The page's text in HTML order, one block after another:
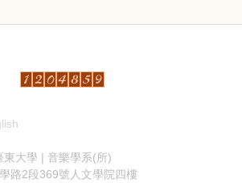
東大學 | 音樂學系(所)
路2段369號人文學院四樓